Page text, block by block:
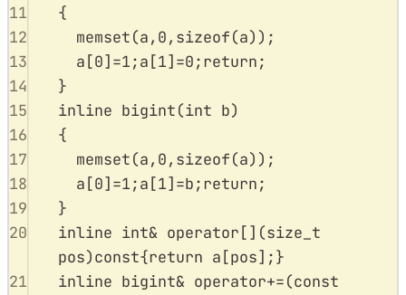
11
{
12
memset(a, 0, sizeof(a));
13
a [0] =1;a [1] =0;return;
14
}
15
inline bigint(int b)
16
{
17
memset(a, 0, sizeof(a));
18
a [0] =1;a [1] =b;return;
19
}
20
inline int& operator [] (size_t
pos)const{return a [pos];}
21
inline bigint& operator+=(const